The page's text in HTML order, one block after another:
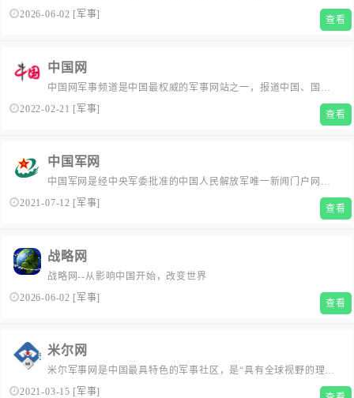
的腾飞，坚守民族信念与真理，与亿万网友一起守土尽责，缔造
中国爱国者的精神家园，共同推进世界和平。主要有以下栏目：
2026-06-02 [军事] 查看
中国网
中国网军事频道是中国最权威的军事网站之一，报道中国、国际
等全球军事新闻。主要有以下栏目：军方发布、中国军事、国际
2022-02-21 [军事] 查看
中国军网
中国军网是经中央军委批准的中国人民解放军唯一新闻门户网
站，排优秀时间向全球网民发布权威军事资讯，追踪军事热点，
反映军事动态，介绍国内外刚更新武器发展动态，拥有中国最大
2021-07-12 [军事] 查看
战略网
战略网--从影响中国开始，改变世界
2026-06-02 [军事] 查看
米尔网
米尔军事网是中国最具特色的军事社区，是“具有全球视野的理
性，爱国者”的网上聚集地。军事领域的所有事件都可以在这里找
2021-03-15 [军事]